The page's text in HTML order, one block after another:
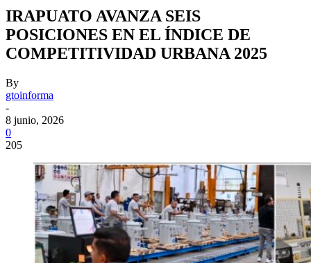
IRAPUATO AVANZA SEIS
POSICIONES EN EL ÍNDICE DE
COMPETITIVIDAD URBANA 2025
By
gtoinforma
-
8 junio, 2026
0
205